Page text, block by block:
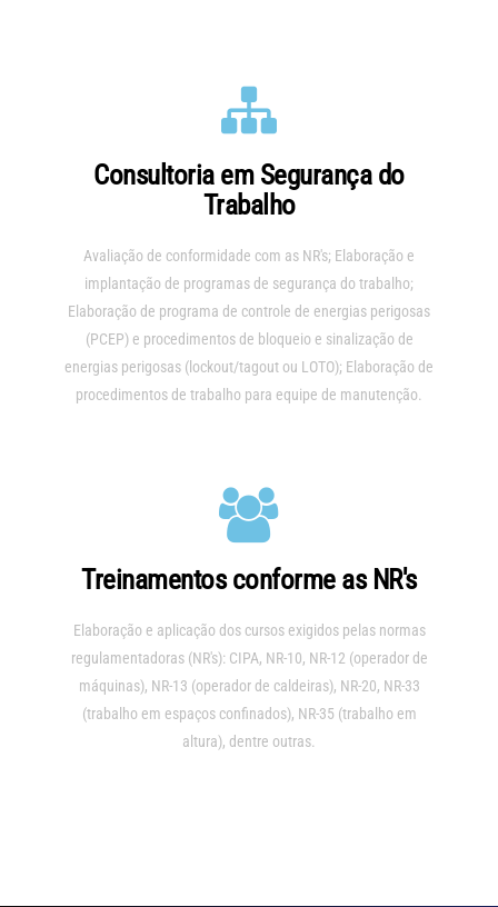
Consultoria em Segurança do
Trabalho
Avaliação de conformidade com as NR's; Elaboração e
implantação de programas de segurança do trabalho;
Elaboração de programa de controle de energias perigosas
(PCEP) e procedimentos de bloqueio e sinalização de
energias perigosas (lockout/tagout ou LOTO); Elaboração de
procedimentos de trabalho para equipe de manutenção.
Treinamentos conforme as NR's
Elaboração e aplicação dos cursos exigidos pelas normas
regulamentadoras (NR's): CIPA, NR-10, NR-12 (operador de
máquinas), NR-13 (operador de caldeiras), NR-20, NR-33
(trabalho em espaços confinados), NR-35 (trabalho em
altura), dentre outras.